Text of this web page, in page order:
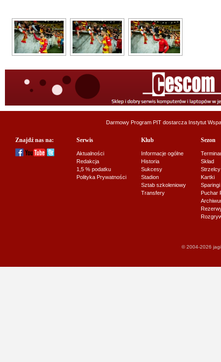
Darmowy Program PIT dostarcza Instytut
Znajdź nas na: Serwis
Aktualności
Redakcja
1,5 % podatku
Polityka Prywatności
Klub
Informacje ogólne
Historia
Sukcesy
Stadion
Sztab szkoleniowy
Transfery
Sezon
Skład
Strzelcy
Kartki
Sparingi
Puchar
© 2004-2026